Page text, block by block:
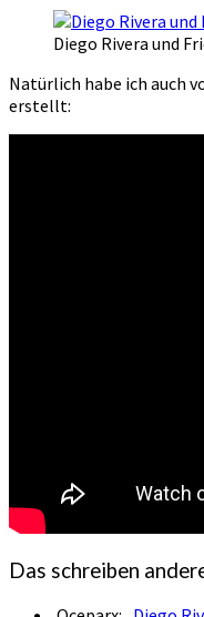
Diego Rivera und
Natürlich habe ich auch
erstellt:
Das schreiben